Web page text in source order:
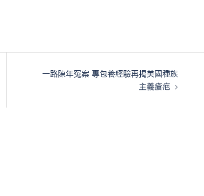
一路陳年冤案 專包養經驗再揭美國種族
主義瘡疤